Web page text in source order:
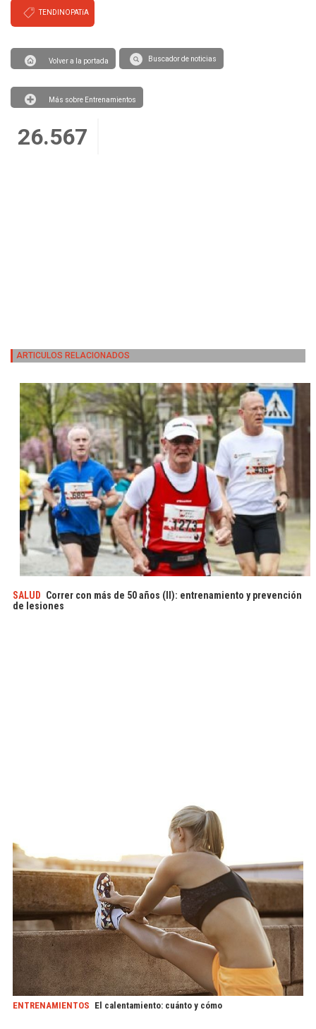
TENDINOPATíA
Volver a la portada Buscador de noticias
Más sobre Entrenamientos
26.567
ARTICULOS RELACIONADOS
SALUD Correr con más de 50 años (II): entrenamiento y prevención
de lesiones
ENTRENAMIENTOS El calentamiento: cuánto y cómo